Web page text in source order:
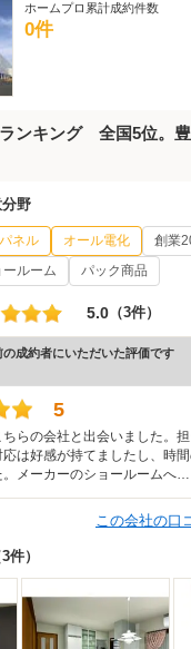
ホームプロ累計成約件数
0件
ンキング 全国5位。
野
ネル オール電化
創業
ールーム パック商品
5.0 （3件）
成約者にいただいた評価です
5
らの会社と出会いました。
は好感が持てましたし、時
メーカーのショールームへ…
この会社の口
3件）